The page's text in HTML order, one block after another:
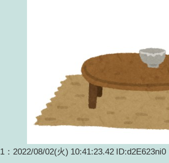
1：2022/08/02(火) 10:41:23.42 ID:d2E623ni0